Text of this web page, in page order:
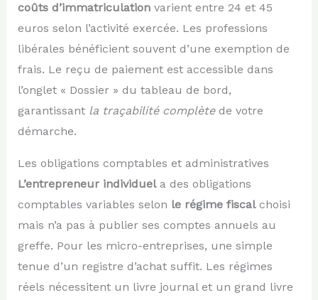
coûts d’immatriculationvarient entre 24 et 45
euros selon l’activité exercée. Les professions
libérales bénéficient souvent d’une exemption de
frais. Le reçu de paiement est accessible dans
l’onglet « Dossier » du tableau de bord,
garantissant la traçabilité complètede votre
démarche.
Les obligations comptables et administratives
L’entrepreneur individuela des obligations
comptables variables selon le régime fiscalchoisi
mais n’a pas à publier ses comptes annuels au
greffe. Pour les micro-entreprises, une simple
tenue d’un registre d’achat suffit. Les régimes
réels nécessitent un livre journal et un grand livre